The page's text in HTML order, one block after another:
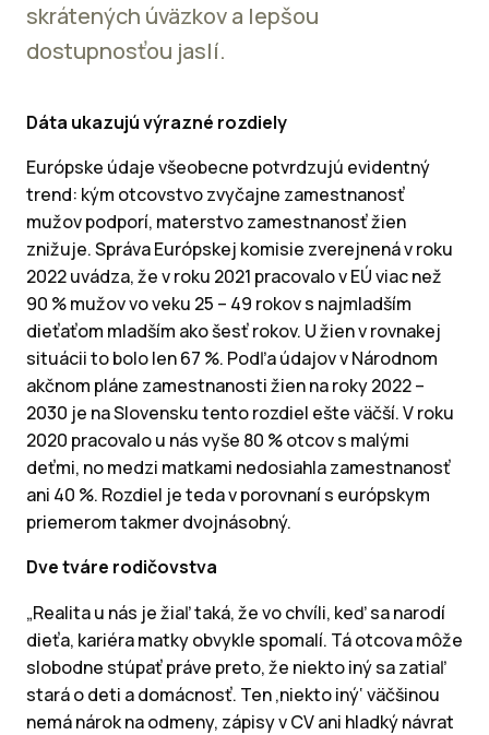
skrátených úväzkov a lepšou
dostupnosťou jaslí.
Dáta ukazujú výrazné rozdiely
Európske údaje všeobecne potvrdzujú evidentný
trend: kým otcovstvo zvyčajne zamestnanosť
mužov podporí, materstvo zamestnanosť žien
znižuje. Správa Európskej komisie zverejnená v roku
2022 uvádza, že v roku 2021 pracovalo v EÚ viac než
90 % mužov vo veku 25 – 49 rokov s najmladším
dieťaťom mladším ako šesť rokov. U žien v rovnakej
situácii to bolo len 67 %. Podľa údajov v Národnom
akčnom pláne zamestnanosti žien na roky 2022 –
2030 je na Slovensku tento rozdiel ešte väčší. V roku
2020 pracovalo u nás vyše 80 % otcov s malými
deťmi, no medzi matkami nedosiahla zamestnanosť
ani 40 %. Rozdiel je teda v porovnaní s európskym
priemerom takmer dvojnásobný.
Dve tváre rodičovstva
„Realita u nás je žiaľ taká, že vo chvíli, keď sa narodí
dieťa, kariéra matky obvykle spomalí. Tá otcova môže
slobodne stúpať práve preto, že niekto iný sa zatiaľ
stará o deti a domácnosť. Ten ‚niekto iný‘ väčšinou
nemá nárok na odmeny, zápisy v CV ani hladký návrat